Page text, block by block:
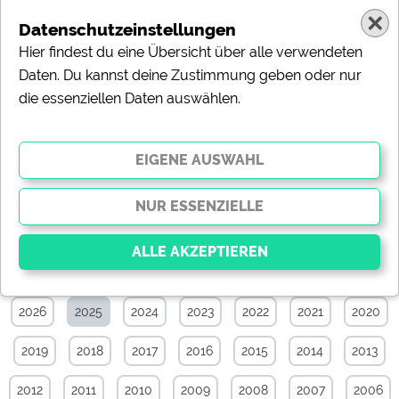
Campingplätze
Specials Aktuelle News
2026 2025 2024 2023 2022 2021 2020
2019 2018 2017 2016 2015 2014 2013
2012 2011 2010 2009 2008 2007 2006
Datenschutzeinstellungen
Hier findest du eine Übersicht über alle verwendeten
Daten. Du kannst deine Zustimmung geben oder nur
die essenziellen Daten auswählen.
Essenziell
Essenzielle Cookies ermöglichen grundlegende
Funktionen und sind für die einwandfreie Funktion der
werden Teile der Websitenicht funktionieren.